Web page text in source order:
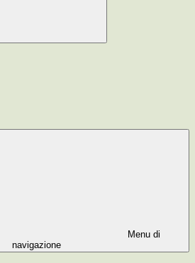
Menu di
navigazione